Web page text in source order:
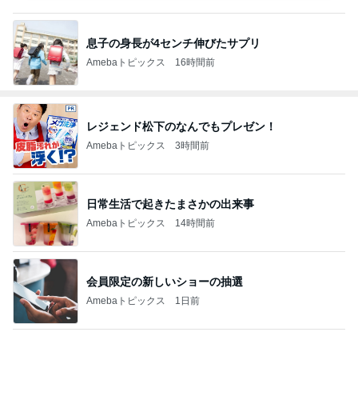
息子の身長が4センチ伸びたサプリ
Amebaトピックス 16時間前
レジェンド松下のなんでもプレゼン！
Amebaトピックス 3時間前
日常生活で起きたまさかの出来事
Amebaトピックス 14時間前
会員限定の新しいショーの抽選
Amebaトピックス 1日前